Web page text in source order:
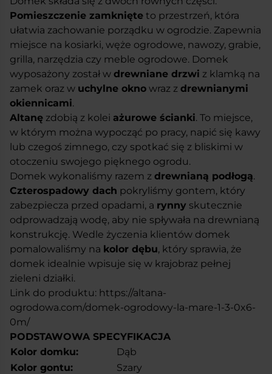
Pomieszczenie zamknięte to przestrzeń, która
ułatwia zachowanie porządku w ogrodzie. Zapewnia
miejsce na kosiarki, węże ogrodowe, nawozy, grabie,
grilla, narzędzia czy meble ogrodowe. Domek
wyposażony został w drewniane drzwi z klamką na
zamek oraz w uchylne okno wraz z drewnianymi
okiennicami.
Altanę zdobią z kolei ażurowe ścianki. To miejsce,
w którym można wypocząć po pracy, napić się kawy
lub czegoś zimnego, czy spotkać się z bliskimi w
otoczeniu swojego pięknego ogrodu.
Domek wykonaliśmy razem z drewnianą podłogą.
Czterospadowy dach pokryliśmy gontem, który
zabezpiecza przed opadami, a rynny skutecznie
odprowadzają wodę, aby nie spływała na drewnianą
konstrukcję. Wedle życzenia klientów domek
pomalowaliśmy na kolor dębu, który sprawia, że
domek idealnie wpisuje się w krajobraz pełnej
zieleni działki.
Link do produktu: https://altana-
ogrodowa.com/domek-ogrodowy-la-mare-1-3-0x6-
0m/
PODSTAWOWA SPECYFIKACJA
Kolor domku:
Dąb
Kolor gontu:
Szary